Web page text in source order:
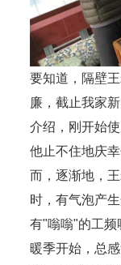
要知道，隔壁
廉，截止我家
介绍，刚开始
他止不住地庆
而，逐渐地，
时，有气泡产
有"嗡嗡"的工频
暖季开始，总